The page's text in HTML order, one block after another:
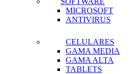
MICROSOFT
ANTIVIRUS
CELULARES
GAMA MEDIA
GAMA ALTA
TABLETS